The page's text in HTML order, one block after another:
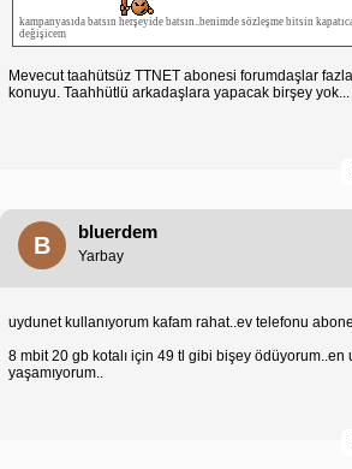
kampanyasıda batsın herşeyide batsın..benimde sözleşme bitsin
değişicem
Mevecut taahütsüz TTNET abonesi forumdaşlar
konuyu. Taahhütlü arkadaşlara yapacak birşey yok...
B
bluerdem
Yarbay
uydunet kullanıyorum kafam rahat..ev telefonu
8 mbit 20 gb kotalı için 49 tl gibi bişey ödüyorum..en
yaşamıyorum..